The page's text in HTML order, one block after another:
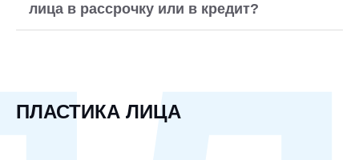
лица в рассрочку или в кредит?
ПЛАСТИКА ЛИЦА